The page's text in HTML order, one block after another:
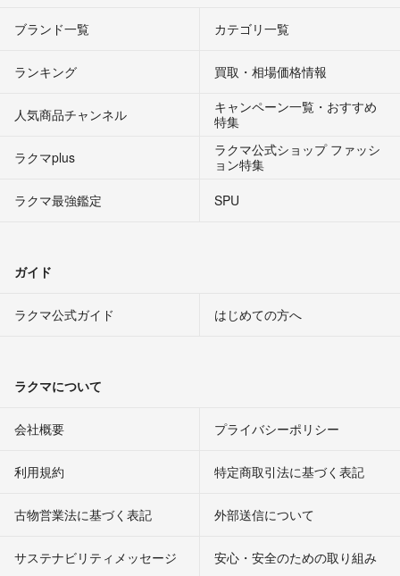
ブランド一覧 カテゴリ一覧
ランキング 買取・相場価格情報
人気商品チャンネル
キャンペーン一覧・おすすめ
特集
ラクマplus
ラクマ公式ショップ ファッシ
ョン特集
ラクマ最強鑑定
SPU
ガイド
ラクマ公式ガイド はじめての方へ
ラクマについて
会社概要 プライバシーポリシー
利用規約 特定商取引法に基づく表記
古物営業法に基づく表記 外部送信について
サステナビリティメッセージ 安心・安全のための取り組み